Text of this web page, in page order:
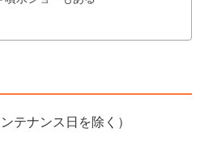
テナンス日を除く）